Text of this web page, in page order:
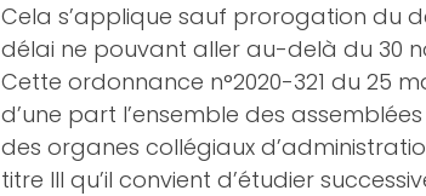
Cela s’applique sauf prorogation du
délai ne pouvant aller au-delà du 30
Cette ordonnance n°2020-321 du 25
d’une part l’ensemble des
des organes collégiaux
titre III qu’il convient d’étudier